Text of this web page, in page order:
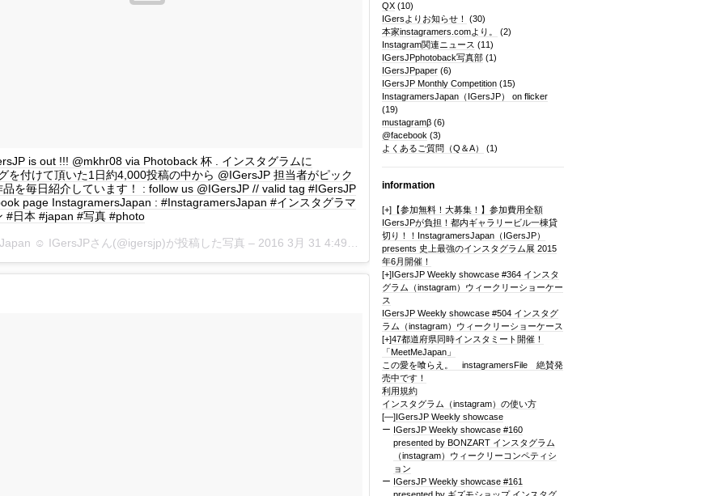
is out !!! @mkhr08 via Photoback 杯 . インスタグラムに
を付けて頂いた1日約4,000投稿の中から @IGersJP 担当者がピック
品を毎日紹介しています！ : follow us @IGersJP // valid tag #IGersJP
page InstagramersJapan : #InstagramersJapan #インスタグラマ
#日本 #japan #写真 #photo
☺︎ IGersJPさん(@igersjp)が投稿した写真 – 2016 3月 31 4:49午後 PDT
QX(10)
IGersよりお知らせ！
(30)
本家instagramers.comより。
(2)
Instagram関連ニュース (11)
IGersJPphotoback写真部(1)
IGersJPpaper(6)
IGersJP Monthly Competition(15)
InstagramersJapan（IGersJP） on flicker
(19)
mustagramβ(6)
@facebook (3)
よくあるご質問（Q＆A）
(1)
information
[+]【参加無料！大募集！】参加費用全額
IGersJPが負担！都内ギャラリービル一棟貸
切り！！InstagramersJapan（IGersJP）
presents 史上最強のインスタグラム展 2015
年6月開催！
[+]IGersJP Weekly showcase #364 インスタ
グラム（instagram）ウィークリーショーケー
ス
IGersJP Weekly showcase #504 インスタグ
ラム（instagram）ウィークリーショーケース
[+]47都道府県同時インスタミート開催！
「MeetMeJapan」
この愛を喰らえ。 instagramersFile 絶賛発
売中です！
利用規約
インスタグラム（instagram）の使い方
[—]IGersJP Weekly showcase
IGersJP Weekly showcase #160
presented by BONZART インスタグラム
（instagram）ウィークリーコンペティシ
ョン
IGersJP Weekly showcase #161